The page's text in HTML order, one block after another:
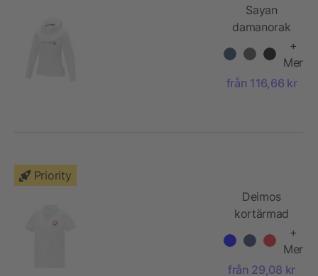
Sayan
damanorak
och halv
dragkedja
+
Mer
från 116,66 kr
Priority
Deimos
kortärmad
pikétröja till
dam med
snygg
+
Mer
från 29,08 kr